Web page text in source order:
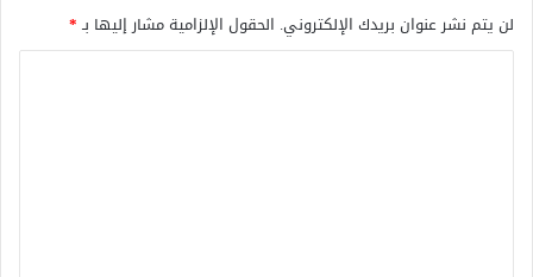
لن يتم نشر عنوان بريدك الإلكتروني. الحقول الإلزامية مشار إليها بـ*